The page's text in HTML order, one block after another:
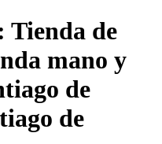
Tienda de
mano y
de
de